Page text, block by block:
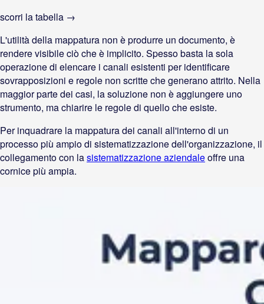
scorri la tabella →
L'utilità della mappatura non è produrre un documento, è
rendere visibile ciò che è implicito. Spesso basta la sola
operazione di elencare i canali esistenti per identificare
sovrapposizioni e regole non scritte che generano attrito. Nella
maggior parte dei casi, la soluzione non è aggiungere uno
strumento, ma chiarire le regole di quello che esiste.
Per inquadrare la mappatura dei canali all'interno di un
processo più ampio di sistematizzazione dell'organizzazione, il
collegamento con lasistematizzazione aziendaleoffre una
cornice più ampia.